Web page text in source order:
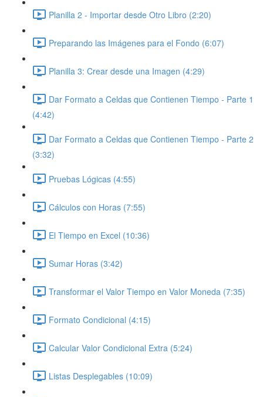
Planilla 2 - Importar desde Otro Libro (2:20)
Preparando las Imágenes para el Fondo (6:07)
Planilla 3: Crear desde una Imagen (4:29)
Dar Formato a Celdas que Contienen Tiempo - Parte 1
(4:42)
Dar Formato a Celdas que Contienen Tiempo - Parte 2
(3:32)
Pruebas Lógicas (4:55)
Cálculos con Horas (7:55)
El Tiempo en Excel (10:36)
Sumar Horas (3:42)
Transformar el Valor Tiempo en Valor Moneda (7:35)
Formato Condicional (4:15)
Calcular Valor Condicional Extra (5:24)
Listas Desplegables (10:09)